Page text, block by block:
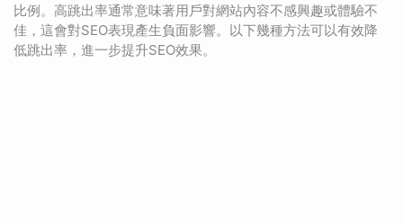
比例。高跳出率通常意味著用戶對網站內容不感興趣或體驗不
佳，這會對SEO表現產生負面影響。以下幾種方法可以有效降
低跳出率，進一步提升SEO效果。